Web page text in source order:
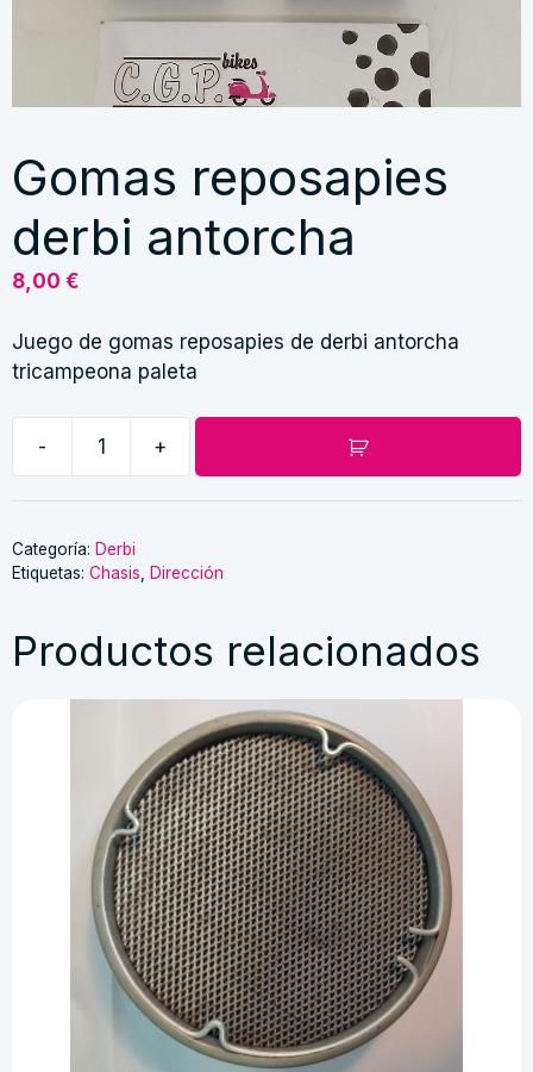
Gomas reposapies
derbi antorcha
8,00 €
Juego de gomas reposapies de derbi antorcha
tricampeona paleta
-
cantidad
+
Categoría: Derbi
Etiquetas: Chasis, Dirección
Productos relacionados